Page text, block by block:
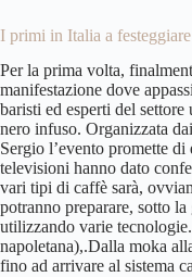
I primi in Italia a
Per la prima volta,
manifestazione dove
baristi ed esperti del
nero infuso. Organizzata
Sergio l’evento promette
televisioni hanno dato
vari tipi di caffè sarà,
potranno preparare, sotto
utilizzando varie
napoletana),.Dalla moka
fino ad arrivare al sistema